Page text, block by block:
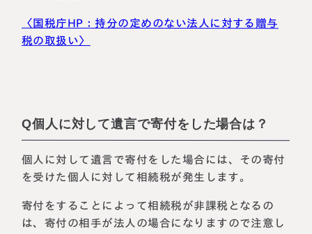
〈国税庁HP：持分の定めのない法人に対する贈与
税の取扱い〉
Q個人に対して遺言で寄付をした場合は？
個人に対して遺言で寄付をした場合には、その寄付
を受けた個人に対して相続税が発生します。
寄付をすることによって相続税が非課税となるの
は、寄付の相手が法人の場合になりますので注意し